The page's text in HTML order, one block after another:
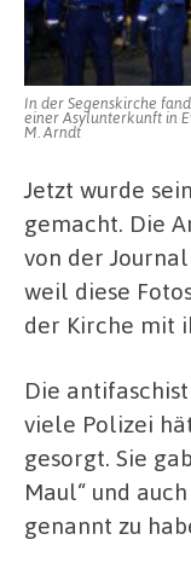
In der Segenskirche
einer Asylunterkunft in
M. Arndt
Jetzt wurde
gemacht. Die
von der
weil diese
der Kirche mit
Die
viele Polizei
gesorgt. Sie
Maul“ und
genannt zu